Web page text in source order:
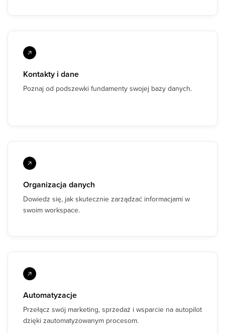
Kontakty i dane
Poznaj od podszewki fundamenty swojej bazy danych.
Organizacja danych
Dowiedz się, jak skutecznie zarządzać informacjami w
swoim workspace.
Automatyzacje
Przełącz swój marketing, sprzedaż i wsparcie na autopilot
dzięki zautomatyzowanym procesom.